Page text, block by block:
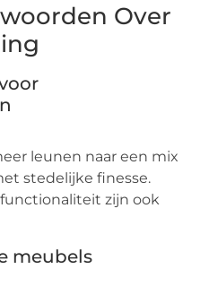
Over
leunen naar een mix
stedelijke finesse.
zijn ook
meubels